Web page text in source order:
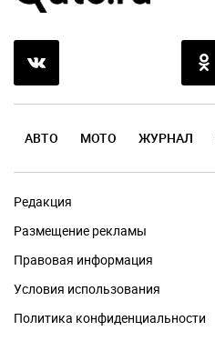
АВТО МОТО ЖУРНАЛ
Редакция
Размещение рекламы
Правовая информация
Условия использования
Политика конфиденциальности